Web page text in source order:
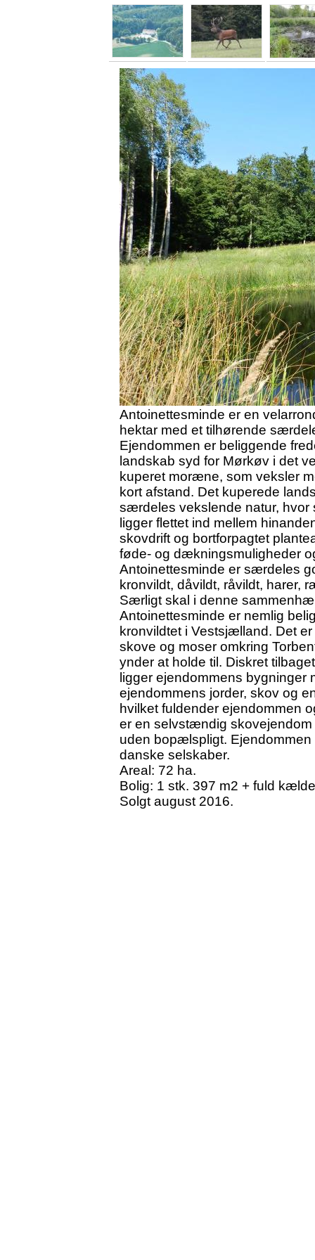
Antoinettesminde er en
hektar med et tilhørende
Ejendommen er beliggende
landskab syd for Mørkøv i det
kuperet moræne, som veksler
kort afstand. Det kuperede
særdeles vekslende natur, hvor
ligger flettet ind mellem
skovdrift og bortforpagtet
føde- og dækningsmuligheder
Antoinettesminde er særdeles
kronvildt, dåvildt, råvildt, harer,
Særligt skal i denne
Antoinettesminde er nemlig
kronvildtet i Vestsjælland. Det
skove og moser omkring
ynder at holde til. Diskret
ligger ejendommens bygninger
ejendommens jorder, skov og
hvilket fuldender ejendommen
er en selvstændig
uden bopælspligt.
danske selskaber.
Areal: 72 ha.
Bolig: 1 stk. 397 m2 + fuld
Solgt august 2016.